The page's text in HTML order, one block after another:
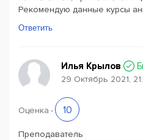
Рекомендую данные курсы
Ответить
Илья Крылов
29 Октябрь 2021,
Оценка - 10
Преподаватель